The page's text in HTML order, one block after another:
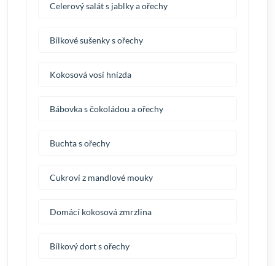
Celerový salát s jablky a ořechy
Bílkové sušenky s ořechy
Kokosová vosí hnízda
Bábovka s čokoládou a ořechy
Buchta s ořechy
Cukroví z mandlové mouky
Domácí kokosová zmrzlina
Bílkový dort s ořechy